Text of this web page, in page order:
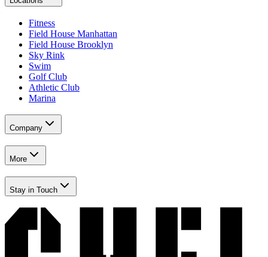
Fitness​​​​‌ ‍ ​‍​‍‌‍ ‌ ​‍‌‍‍‌‌‍‌ ‌‍‍‌‌‍ ‍​‍​‍​ ‍‍​‍​‍‌ ​ ‌‍​‌‌‍ ‍‌‍‍‌‌ ‌​‌ ‍‌​‍ ‍‌‍‍‌‌‍ ​‍​‍​‍ ​​‍​‍‌‍‍​‌ ​‍‌‍‌‌‌‍‌‍​‍​‍​ ‍‍​‍​‍‌‍‍​‌ ‌​‌ ‌​‌ ​​‌ ​ ​ ‍‍​‍ ​‍ ‌‍​ ‌‍‍​‌‍‌‌‌‍ ​‌ ​ ‌‍‌‌‌‍​‌‌ ​​‌‍‍‌‌‍‌‌‌ ​‍‌ ​ ​‍ ‍‌ ​ ‌‍​‌‌‍ ‍‌‍‍‌‌ ‌​‌ ‍‌​‍ ‍‌ ​ ‌ ‌​‌ ‌‌‌‍‌​‌‍‍‌‌‍ ​‍ ‌‍‍‌‌‍ ‍‌ ‌​‌‍‌‌‌‍ ‍‌ ‌​​‍ ‌‍‌‌‌‍‌​‌‍‍‌‌ ‌​​‍ ‌‍ ‌‌‍ ‌‍‌​‌‍‌‌​ ‌‌ ​​‌ ​‍‌‍‌‌‌ ​ ‌‍‌‌‌‍ ‍‌ ‌​‌‍​‌‌ ‌​‌‍‍‌‌‍ ‌‍ ‍​ ‍ ‌‍‍‌‌‍‌​​ ‌‌‍‌‍‌‍ ‌‍ ‌ ‌​‌‍‌‌‌ ​‍​ ‍ ‌ ‌​‌ ‍‌‌ ​​‌‍‌‌​ ‌‌‍‌‍‌‍ ‌‍ ‌ ‌​‌‍‌‌‌ ​‍​ ‍ ‌ ​​‌‍​‌‌ ‌​‌‍‍​​ ‌‌‍​ ‌‍ ‌‍ ​‌ ‌‌‌‍ ‌‌‍ ‍‌ ​ ​‍‌‌​ ‌‌‌​​‍‌‌ ‌‍‍ ‌‍‌‌‌ ‍‌​‍‌‌​ ​ ‌​‌​​‍‌‌​ ​ ‌​‌​​‍‌‌​ ​‍​ ​‍‌‍‌‌‌‍​‍​ ​‍​ ‍​‌‍​ ​ ‌‌‌‍​ ‌‍​ ‌‍‌‌‌‍​‍‌‍​‌​ ​‌​‍‌‌​ ​‍​ ​‍​‍‌‌​ ‌‌‌​‌​​‍ ‍‌‍ ​‌‍‍‌‌‍ ‍‌‍‍ ‌ ​ ​‍‌‌​ ‌‌‌​​‍‌‌ ‌‍‍ ‌‍‌‌‌ ‍‌​‍‌‌​ ​ ‌​‌​​‍‌‌​ ​ ‌​‌​​‍‌‌​ ​‍​ ​‍​ ​‍​ ​ ​ ​ ‌‍​ ‌‍‌‌​ ‍​​ ‌‍​ ​‌​ ‌​‌‍​‌‌‍​ ​ ‍‌​‍‌‌​ ​‍​ ​‍​‍‌‌​ ‌‌‌​‌​​‍ ‍‌‍ ‍‌‍​‌‌‍ ‌‌‍‌‌​ ‌‍​‍‌‍​‌‌ ​ ‌‍‌‌‌‌‌‌‌ ​‍‌‍ ​​ ‌‌‍‍​‌ ‌​‌ ‌​‌ ​​‌ ​ ​‍‌‌​ ​ ‌​​‌​‍‌‌​ ​‍‌​‌‍​‍‌‌​ ​‍‌​‌‍‌‍​ ‌‍‍​‌‍‌‌‌‍ ​‌ ​ ‌‍‌‌‌‍​‌‌ ​​‌‍‍‌‌‍‌‌‌ ​‍‌ ​ ​‍ ‍‌ ​ ‌‍​‌‌‍ ‍‌‍‍‌‌ ‌​‌ ‍‌​‍ ‍‌ ​ ‌ ‌​‌ ‌‌‌‍‌​‌‍‍‌‌‍ ​‍‌‍‌‍‍‌‌‍‌​​ ‌‌‍‌‍‌‍ ‌‍ ‌ ‌​‌‍‌‌‌ ​‍​‍‌‍‌ ‌​‌ ‍‌‌ ​​‌‍‌‌​ ‌‌‍‌‍‌‍ ‌‍ ‌ ‌​‌‍‌‌‌ ​‍​‍‌‍‌ ​​‌‍​‌‌ ‌​‌‍‍​​ ‌‌‍​ ‌‍ ‌‍ ​‌ ‌‌‌‍ ‌‌‍ ‍‌ ​ ​‍‌‌​ ‌‌‌​​‍‌‌ ‌‍‍ ‌‍‌‌‌ ‍‌​‍‌‌​ ​ ‌​‌​​‍‌‌​ ​ ‌​‌​​‍‌‌​ ​‍​ ​‍‌‍‌‌‌‍​‍​ ​‍​ ‍​‌‍​ ​ ‌‌‌‍​ ‌‍​ ‌‍‌‌‌‍​‍‌‍​‌​ ​‌​‍‌‌​ ​‍​ ​‍​‍‌‌​ ‌‌‌​‌​​‍ ‍‌‍ ​‌‍‍‌‌‍ ‍‌‍‍ ‌ ​ ​‍‌‌​ ‌‌‌​​‍‌‌ ‌‍‍ ‌‍‌‌‌ ‍‌​‍‌‌​ ​ ‌​‌​​‍‌‌​ ​ ‌​‌​​‍‌‌​ ​‍​ ​‍​ ​‍​ ​ ​ ​ ‌‍​ ‌‍‌‌​ ‍​​ ‌‍​ ​‌​ ‌​‌‍​‌‌‍​ ​ ‍‌​‍‌‌​ ​‍​ ​‍​‍‌‌​ ‌‌‌​‌​​‍ ‍‌‍ ‍‌‍​‌‌‍ ‌‌‍‌‌​‍‌‍‌ ​​‌‍‌‌‌ ​‍‌ ​ ‌ ​​‌‍‌‌‌‍​ ‌ ‌​‌‍‍‌‌ ‌‍‌‍‌‌​ ‌‌ ​​‌ ‌‌‌‍​‍‌‍ ​‌‍‍‌‌ ​ ‌‍‍​‌‍‌‌‌‍‌​​‍​‍‌ ‌
Field House Manhattan​​​​‌ ‍ ​‍​‍‌‍ ‌ ​‍‌‍‍‌‌‍‌ ‌‍‍‌‌‍ ‍​‍​‍​ ‍‍​‍​‍‌ ​ ‌‍​‌‌‍ ‍‌‍‍‌‌ ‌​‌ ‍‌​‍ ‍‌‍‍‌‌‍ ​‍​‍​‍ ​​‍​‍‌‍‍​‌ ​‍‌‍‌‌‌‍‌‍​‍​‍​ ‍‍​‍​‍‌‍‍​‌ ‌​‌ ‌​‌ ​​‌ ​ ​ ‍‍​‍ ​‍ ‌‍​ ‌‍‍​‌‍‌‌‌‍ ​‌ ​ ‌‍‌‌‌‍​‌‌ ​​‌‍‍‌‌‍‌‌‌ ​‍‌ ​ ​‍ ‍‌ ​ ‌‍​‌‌‍ ‍‌‍‍‌‌ ‌​‌ ‍‌​‍ ‍‌ ​ ‌ ‌​‌ ‌‌‌‍‌​‌‍‍‌‌‍ ​‍ ‌‍‍‌‌‍ ‍‌ ‌​‌‍‌‌‌‍ ‍‌ ‌​​‍ ‌‍‌‌‌‍‌​‌‍‍‌‌ ‌​​‍ ‌‍ ‌‌‍ ‌‍‌​‌‍‌‌​ ‌‌ ​​‌ ​‍‌‍‌‌‌ ​ ‌‍‌‌‌‍ ‍‌ ‌​‌‍​‌‌ ‌​‌‍‍‌‌‍ ‌‍ ‍​ ‍ ‌‍‍‌‌‍‌​​ ‌‌‍‌‍‌‍ ‌‍ ‌ ‌​‌‍‌‌‌ ​‍​ ‍ ‌ ‌​‌ ‍‌‌ ​​‌‍‌‌​ ‌‌‍‌‍‌‍ ‌‍ ‌ ‌​‌‍‌‌‌ ​‍​ ‍ ‌ ​​‌‍​‌‌ ‌​‌‍‍​​ ‌‌‍​ ‌‍ ‌‍ ​‌ ‌‌‌‍ ‌‌‍ ‍‌ ​ ​‍‌‌​ ‌‌‌​​‍‌‌ ‌‍‍ ‌‍‌‌‌ ‍‌​‍‌‌​ ​ ‌​‌​​‍‌‌​ ​ ‌​‌​​‍‌‌​ ​‍​ ​‍‌‍‌‌‌‍​‍​ ​‍​ ‍​‌‍​ ​ ‌‌‌‍​ ‌‍​ ‌‍‌‌‌‍​‍‌‍​‌​ ​‌​‍‌‌​ ​‍​ ​‍​‍‌‌​ ‌‌‌​‌​​‍ ‍‌‍ ​‌‍‍‌‌‍ ‍‌‍‍ ‌ ​ ​‍‌‌​ ‌‌‌​​‍‌‌ ‌‍‍ ‌‍‌‌‌ ‍‌​‍‌‌​ ​ ‌​‌​​‍‌‌​ ​ ‌​‌​​‍‌‌​ ​‍​ ​‍​ ​‌​ ​ ​ ​‌‌‍​‍​ ​​​ ​‌‌‍​‌​ ‌ ​ ​‍​ ​‍​ ‌‍​ ‌​​‍‌‌​ ​‍​ ​‍​‍‌‌​ ‌‌‌​‌​​‍ ‍‌‍ ‍‌‍​‌‌‍ ‌‌‍‌‌​ ‌‍​‍‌‍​‌‌ ​ ‌‍‌‌‌‌‌‌‌ ​‍‌‍ ​​ ‌‌‍‍​‌ ‌​‌ ‌​‌ ​​‌ ​ ​‍‌‌​ ​ ‌​​‌​‍‌‌​ ​‍‌​‌‍​‍‌‌​ ​‍‌​‌‍‌‍​ ‌‍‍​‌‍‌‌‌‍ ​‌ ​ ‌‍‌‌‌‍​‌‌ ​​‌‍‍‌‌‍‌‌‌ ​‍‌ ​ ​‍ ‍‌ ​ ‌‍​‌‌‍ ‍‌‍‍‌‌ ‌​‌ ‍‌​‍ ‍‌ ​ ‌ ‌​‌ ‌‌‌‍‌​‌‍‍‌‌‍ ​‍‌‍‌‍‍‌‌‍‌​​ ‌‌‍‌‍‌‍ ‌‍ ‌ ‌​‌‍‌‌‌ ​‍​‍‌‍‌ ‌​‌ ‍‌‌ ​​‌‍‌‌​ ‌‌‍‌‍‌‍ ‌‍ ‌ ‌​‌‍‌‌‌ ​‍​‍‌‍‌ ​​‌‍​‌‌ ‌​‌‍‍​​ ‌‌‍​ ‌‍ ‌‍ ​‌ ‌‌‌‍ ‌‌‍ ‍‌ ​ ​‍‌‌​ ‌‌‌​​‍‌‌ ‌‍‍ ‌‍‌‌‌ ‍‌​‍‌‌​ ​ ‌​‌​​‍‌‌​ ​ ‌​‌​​‍‌‌​ ​‍​ ​‍‌‍‌‌‌‍​‍​ ​‍​ ‍​‌‍​ ​ ‌‌‌‍​ ‌‍​ ‌‍‌‌‌‍​‍‌‍​‌​ ​‌​‍‌‌​ ​‍​ ​‍​‍‌‌​ ‌‌‌​‌​​‍ ‍‌‍ ​‌‍‍‌‌‍ ‍‌‍‍ ‌ ​ ​‍‌‌​ ‌‌‌​​‍‌‌ ‌‍‍ ‌‍‌‌‌ ‍‌​‍‌‌​ ​ ‌​‌​​‍‌‌​ ​ ‌​‌​​‍‌‌​ ​‍​ ​‍​ ​‌​ ​ ​ ​‌‌‍​‍​ ​​​ ​‌‌‍​‌​ ‌ ​ ​‍​ ​‍​ ‌‍​ ‌​​‍‌‌​ ​‍​ ​‍​‍‌‌​ ‌‌‌​‌​​‍ ‍‌‍ ‍‌‍​‌‌‍ ‌‌‍‌‌​‍‌‍‌ ​​‌‍‌‌‌ ​‍‌ ​ ‌ ​​‌‍‌‌‌‍​ ‌ ‌​‌‍‍‌‌ ‌‍‌‍‌‌​ ‌‌ ​​‌ ‌‌‌‍​‍‌‍ ​‌‍‍‌‌ ​ ‌‍‍​‌‍‌‌‌‍‌​​‍​‍‌ ‌
Field House Brooklyn​​​​‌ ‍ ​‍​‍‌‍ ‌ ​‍‌‍‍‌‌‍‌ ‌‍‍‌‌‍ ‍​‍​‍​ ‍‍​‍​‍‌ ​ ‌‍​‌‌‍ ‍‌‍‍‌‌ ‌​‌ ‍‌​‍ ‍‌‍‍‌‌‍ ​‍​‍​‍ ​​‍​‍‌‍‍​‌ ​‍‌‍‌‌‌‍‌‍​‍​‍​ ‍‍​‍​‍‌‍‍​‌ ‌​‌ ‌​‌ ​​‌ ​ ​ ‍‍​‍ ​‍ ‌‍​ ‌‍‍​‌‍‌‌‌‍ ​‌ ​ ‌‍‌‌‌‍​‌‌ ​​‌‍‍‌‌‍‌‌‌ ​‍‌ ​ ​‍ ‍‌ ​ ‌‍​‌‌‍ ‍‌‍‍‌‌ ‌​‌ ‍‌​‍ ‍‌ ​ ‌ ‌​‌ ‌‌‌‍‌​‌‍‍‌‌‍ ​‍ ‌‍‍‌‌‍ ‍‌ ‌​‌‍‌‌‌‍ ‍‌ ‌​​‍ ‌‍‌‌‌‍‌​‌‍‍‌‌ ‌​​‍ ‌‍ ‌‌‍ ‌‍‌​‌‍‌‌​ ‌‌ ​​‌ ​‍‌‍‌‌‌ ​ ‌‍‌‌‌‍ ‍‌ ‌​‌‍​‌‌ ‌​‌‍‍‌‌‍ ‌‍ ‍​ ‍ ‌‍‍‌‌‍‌​​ ‌‌‍‌‍‌‍ ‌‍ ‌ ‌​‌‍‌‌‌ ​‍​ ‍ ‌ ‌​‌ ‍‌‌ ​​‌‍‌‌​ ‌‌‍‌‍‌‍ ‌‍ ‌ ‌​‌‍‌‌‌ ​‍​ ‍ ‌ ​​‌‍​‌‌ ‌​‌‍‍​​ ‌‌‍​ ‌‍ ‌‍ ​‌ ‌‌‌‍ ‌‌‍ ‍‌ ​ ​‍‌‌​ ‌‌‌​​‍‌‌ ‌‍‍ ‌‍‌‌‌ ‍‌​‍‌‌​ ​ ‌​‌​​‍‌‌​ ​ ‌​‌​​‍‌‌​ ​‍​ ​‍‌‍‌‌‌‍​‍​ ​‍​ ‍​‌‍​ ​ ‌‌‌‍​ ‌‍​ ‌‍‌‌‌‍​‍‌‍​‌​ ​‌​‍‌‌​ ​‍​ ​‍​‍‌‌​ ‌‌‌​‌​​‍ ‍‌‍ ​‌‍‍‌‌‍ ‍‌‍‍ ‌ ​ ​‍‌‌​ ‌‌‌​​‍‌‌ ‌‍‍ ‌‍‌‌‌ ‍‌​‍‌‌​ ​ ‌​‌​​‍‌‌​ ​ ‌​‌​​‍‌‌​ ​‍​ ​‍​ ‌‍​ ‍​​ ‌ ‌‍‌​​ ​‌​ ​‍​ ‌‌​ ‌‍​ ​‍​ ​‌‌‍​ ​ ​‌​‍‌‌​ ​‍​ ​‍​‍‌‌​ ‌‌‌​‌​​‍ ‍‌‍ ‍‌‍​‌‌‍ ‌‌‍‌‌​ ‌‍​‍‌‍​‌‌ ​ ‌‍‌‌‌‌‌‌‌ ​‍‌‍ ​​ ‌‌‍‍​‌ ‌​‌ ‌​‌ ​​‌ ​ ​‍‌‌​ ​ ‌​​‌​‍‌‌​ ​‍‌​‌‍​‍‌‌​ ​‍‌​‌‍‌‍​ ‌‍‍​‌‍‌‌‌‍ ​‌ ​ ‌‍‌‌‌‍​‌‌ ​​‌‍‍‌‌‍‌‌‌ ​‍‌ ​ ​‍ ‍‌ ​ ‌‍​‌‌‍ ‍‌‍‍‌‌ ‌​‌ ‍‌​‍ ‍‌ ​ ‌ ‌​‌ ‌‌‌‍‌​‌‍‍‌‌‍ ​‍‌‍‌‍‍‌‌‍‌​​ ‌‌‍‌‍‌‍ ‌‍ ‌ ‌​‌‍‌‌‌ ​‍​‍‌‍‌ ‌​‌ ‍‌‌ ​​‌‍‌‌​ ‌‌‍‌‍‌‍ ‌‍ ‌ ‌​‌‍‌‌‌ ​‍​‍‌‍‌ ​​‌‍​‌‌ ‌​‌‍‍​​ ‌‌‍​ ‌‍ ‌‍ ​‌ ‌‌‌‍ ‌‌‍ ‍‌ ​ ​‍‌‌​ ‌‌‌​​‍‌‌ ‌‍‍ ‌‍‌‌‌ ‍‌​‍‌‌​ ​ ‌​‌​​‍‌‌​ ​ ‌​‌​​‍‌‌​ ​‍​ ​‍‌‍‌‌‌‍​‍​ ​‍​ ‍​‌‍​ ​ ‌‌‌‍​ ‌‍​ ‌‍‌‌‌‍​‍‌‍​‌​ ​‌​‍‌‌​ ​‍​ ​‍​‍‌‌​ ‌‌‌​‌​​‍ ‍‌‍ ​‌‍‍‌‌‍ ‍‌‍‍ ‌ ​ ​‍‌‌​ ‌‌‌​​‍‌‌ ‌‍‍ ‌‍‌‌‌ ‍‌​‍‌‌​ ​ ‌​‌​​‍‌‌​ ​ ‌​‌​​‍‌‌​ ​‍​ ​‍​ ‌‍​ ‍​​ ‌ ‌‍‌​​ ​‌​ ​‍​ ‌‌​ ‌‍​ ​‍​ ​‌‌‍​ ​ ​‌​‍‌‌​ ​‍​ ​‍​‍‌‌​ ‌‌‌​‌​​‍ ‍‌‍ ‍‌‍​‌‌‍ ‌‌‍‌‌​‍‌‍‌ ​​‌‍‌‌‌ ​‍‌ ​ ‌ ​​‌‍‌‌‌‍​ ‌ ‌​‌‍‍‌‌ ‌‍‌‍‌‌​ ‌‌ ​​‌ ‌‌‌‍​‍‌‍ ​‌‍‍‌‌ ​ ‌‍‍​‌‍‌‌‌‍‌​​‍​‍‌ ‌
Sky Rink​​​​‌ ‍ ​‍​‍‌‍ ‌ ​‍‌‍‍‌‌‍‌ ‌‍‍‌‌‍ ‍​‍​‍​ ‍‍​‍​‍‌ ​ ‌‍​‌‌‍ ‍‌‍‍‌‌ ‌​‌ ‍‌​‍ ‍‌‍‍‌‌‍ ​‍​‍​‍ ​​‍​‍‌‍‍​‌ ​‍‌‍‌‌‌‍‌‍​‍​‍​ ‍‍​‍​‍‌‍‍​‌ ‌​‌ ‌​‌ ​​‌ ​ ​ ‍‍​‍ ​‍ ‌‍​ ‌‍‍​‌‍‌‌‌‍ ​‌ ​ ‌‍‌‌‌‍​‌‌ ​​‌‍‍‌‌‍‌‌‌ ​‍‌ ​ ​‍ ‍‌ ​ ‌‍​‌‌‍ ‍‌‍‍‌‌ ‌​‌ ‍‌​‍ ‍‌ ​ ‌ ‌​‌ ‌‌‌‍‌​‌‍‍‌‌‍ ​‍ ‌‍‍‌‌‍ ‍‌ ‌​‌‍‌‌‌‍ ‍‌ ‌​​‍ ‌‍‌‌‌‍‌​‌‍‍‌‌ ‌​​‍ ‌‍ ‌‌‍ ‌‍‌​‌‍‌‌​ ‌‌ ​​‌ ​‍‌‍‌‌‌ ​ ‌‍‌‌‌‍ ‍‌ ‌​‌‍​‌‌ ‌​‌‍‍‌‌‍ ‌‍ ‍​ ‍ ‌‍‍‌‌‍‌​​ ‌‌‍‌‍‌‍ ‌‍ ‌ ‌​‌‍‌‌‌ ​‍​ ‍ ‌ ‌​‌ ‍‌‌ ​​‌‍‌‌​ ‌‌‍‌‍‌‍ ‌‍ ‌ ‌​‌‍‌‌‌ ​‍​ ‍ ‌ ​​‌‍​‌‌ ‌​‌‍‍​​ ‌‌‍​ ‌‍ ‌‍ ​‌ ‌‌‌‍ ‌‌‍ ‍‌ ​ ​‍‌‌​ ‌‌‌​​‍‌‌ ‌‍‍ ‌‍‌‌‌ ‍‌​‍‌‌​ ​ ‌​‌​​‍‌‌​ ​ ‌​‌​​‍‌‌​ ​‍​ ​‍‌‍‌‌‌‍​‍​ ​‍​ ‍​‌‍​ ​ ‌‌‌‍​ ‌‍​ ‌‍‌‌‌‍​‍‌‍​‌​ ​‌​‍‌‌​ ​‍​ ​‍​‍‌‌​ ‌‌‌​‌​​‍ ‍‌‍ ​‌‍‍‌‌‍ ‍‌‍‍ ‌ ​ ​‍‌‌​ ‌‌‌​​‍‌‌ ‌‍‍ ‌‍‌‌‌ ‍‌​‍‌‌​ ​ ‌​‌​​‍‌‌​ ​ ‌​‌​​‍‌‌​ ​‍​ ​‍​ ‌​​ ‌ ‌‍‌‍‌‍‌‍​ ​​​ ‌‍​ ‌‌​ ‌​‌‍‌​‌‍‌​​ ​‌‌‍​‍​‍‌‌​ ​‍​ ​‍​‍‌‌​ ‌‌‌​‌​​‍ ‍‌‍ ‍‌‍​‌‌‍ ‌‌‍‌‌​ ‌‍​‍‌‍​‌‌ ​ ‌‍‌‌‌‌‌‌‌ ​‍‌‍ ​​ ‌‌‍‍​‌ ‌​‌ ‌​‌ ​​‌ ​ ​‍‌‌​ ​ ‌​​‌​‍‌‌​ ​‍‌​‌‍​‍‌‌​ ​‍‌​‌‍‌‍​ ‌‍‍​‌‍‌‌‌‍ ​‌ ​ ‌‍‌‌‌‍​‌‌ ​​‌‍‍‌‌‍‌‌‌ ​‍‌ ​ ​‍ ‍‌ ​ ‌‍​‌‌‍ ‍‌‍‍‌‌ ‌​‌ ‍‌​‍ ‍‌ ​ ‌ ‌​‌ ‌‌‌‍‌​‌‍‍‌‌‍ ​‍‌‍‌‍‍‌‌‍‌​​ ‌‌‍‌‍‌‍ ‌‍ ‌ ‌​‌‍‌‌‌ ​‍​‍‌‍‌ ‌​‌ ‍‌‌ ​​‌‍‌‌​ ‌‌‍‌‍‌‍ ‌‍ ‌ ‌​‌‍‌‌‌ ​‍​‍‌‍‌ ​​‌‍​‌‌ ‌​‌‍‍​​ ‌‌‍​ ‌‍ ‌‍ ​‌ ‌‌‌‍ ‌‌‍ ‍‌ ​ ​‍‌‌​ ‌‌‌​​‍‌‌ ‌‍‍ ‌‍‌‌‌ ‍‌​‍‌‌​ ​ ‌​‌​​‍‌‌​ ​ ‌​‌​​‍‌‌​ ​‍​ ​‍‌‍‌‌‌‍​‍​ ​‍​ ‍​‌‍​ ​ ‌‌‌‍​ ‌‍​ ‌‍‌‌‌‍​‍‌‍​‌​ ​‌​‍‌‌​ ​‍​ ​‍​‍‌‌​ ‌‌‌​‌​​‍ ‍‌‍ ​‌‍‍‌‌‍ ‍‌‍‍ ‌ ​ ​‍‌‌​ ‌‌‌​​‍‌‌ ‌‍‍ ‌‍‌‌‌ ‍‌​‍‌‌​ ​ ‌​‌​​‍‌‌​ ​ ‌​‌​​‍‌‌​ ​‍​ ​‍​ ‌​​ ‌ ‌‍‌‍‌‍‌‍​ ​​​ ‌‍​ ‌‌​ ‌​‌‍‌​‌‍‌​​ ​‌‌‍​‍​‍‌‌​ ​‍​ ​‍​‍‌‌​ ‌‌‌​‌​​‍ ‍‌‍ ‍‌‍​‌‌‍ ‌‌‍‌‌​‍‌‍‌ ​​‌‍‌‌‌ ​‍‌ ​ ‌ ​​‌‍‌‌‌‍​ ‌ ‌​‌‍‍‌‌ ‌‍‌‍‌‌​ ‌‌ ​​‌ ‌‌‌‍​‍‌‍ ​‌‍‍‌‌ ​ ‌‍‍​‌‍‌‌‌‍‌​​‍​‍‌ ‌
Swim​​​​‌ ‍ ​‍​‍‌‍ ‌ ​‍‌‍‍‌‌‍‌ ‌‍‍‌‌‍ ‍​‍​‍​ ‍‍​‍​‍‌ ​ ‌‍​‌‌‍ ‍‌‍‍‌‌ ‌​‌ ‍‌​‍ ‍‌‍‍‌‌‍ ​‍​‍​‍ ​​‍​‍‌‍‍​‌ ​‍‌‍‌‌‌‍‌‍​‍​‍​ ‍‍​‍​‍‌‍‍​‌ ‌​‌ ‌​‌ ​​‌ ​ ​ ‍‍​‍ ​‍ ‌‍​ ‌‍‍​‌‍‌‌‌‍ ​‌ ​ ‌‍‌‌‌‍​‌‌ ​​‌‍‍‌‌‍‌‌‌ ​‍‌ ​ ​‍ ‍‌ ​ ‌‍​‌‌‍ ‍‌‍‍‌‌ ‌​‌ ‍‌​‍ ‍‌ ​ ‌ ‌​‌ ‌‌‌‍‌​‌‍‍‌‌‍ ​‍ ‌‍‍‌‌‍ ‍‌ ‌​‌‍‌‌‌‍ ‍‌ ‌​​‍ ‌‍‌‌‌‍‌​‌‍‍‌‌ ‌​​‍ ‌‍ ‌‌‍ ‌‍‌​‌‍‌‌​ ‌‌ ​​‌ ​‍‌‍‌‌‌ ​ ‌‍‌‌‌‍ ‍‌ ‌​‌‍​‌‌ ‌​‌‍‍‌‌‍ ‌‍ ‍​ ‍ ‌‍‍‌‌‍‌​​ ‌‌‍‌‍‌‍ ‌‍ ‌ ‌​‌‍‌‌‌ ​‍​ ‍ ‌ ‌​‌ ‍‌‌ ​​‌‍‌‌​ ‌‌‍‌‍‌‍ ‌‍ ‌ ‌​‌‍‌‌‌ ​‍​ ‍ ‌ ​​‌‍​‌‌ ‌​‌‍‍​​ ‌‌‍​ ‌‍ ‌‍ ​‌ ‌‌‌‍ ‌‌‍ ‍‌ ​ ​‍‌‌​ ‌‌‌​​‍‌‌ ‌‍‍ ‌‍‌‌‌ ‍‌​‍‌‌​ ​ ‌​‌​​‍‌‌​ ​ ‌​‌​​‍‌‌​ ​‍​ ​‍‌‍‌‌‌‍​‍​ ​‍​ ‍​‌‍​ ​ ‌‌‌‍​ ‌‍​ ‌‍‌‌‌‍​‍‌‍​‌​ ​‌​‍‌‌​ ​‍​ ​‍​‍‌‌​ ‌‌‌​‌​​‍ ‍‌‍ ​‌‍‍‌‌‍ ‍‌‍‍ ‌ ​ ​‍‌‌​ ‌‌‌​​‍‌‌ ‌‍‍ ‌‍‌‌‌ ‍‌​‍‌‌​ ​ ‌​‌​​‍‌‌​ ​ ‌​‌​​‍‌‌​ ​‍​ ​‍‌‍‌‍‌‍‌‍​ ​​​ ‌‌​ ‌‌​ ‌​​ ​‍‌‍​ ​ ​‌​ ​ ‌‍​ ‌‍​‌‌‍​ ‌‍‌‌​ ‌‍​ ​‌​ ​ ‌‍​ ‌‍​‍​ ‌​​ ‍​‌‍‌​​ ‍​​ ‌‍​ ‌‌‌‍​‍​ ‌​​ ‌​​ ​‌​ ‍‌​ ‍‌‌‍​ ​‍‌‌​ ​‍​ ​‍​‍‌‌​ ‌‌‌​‌​​‍ ‍‌‍ ‍‌‍​‌‌‍ ‌‌‍‌‌​ ‌‍​‍‌‍​‌‌ ​ ‌‍‌‌‌‌‌‌‌ ​‍‌‍ ​​ ‌‌‍‍​‌ ‌​‌ ‌​‌ ​​‌ ​ ​‍‌‌​ ​ ‌​​‌​‍‌‌​ ​‍‌​‌‍​‍‌‌​ ​‍‌​‌‍‌‍​ ‌‍‍​‌‍‌‌‌‍ ​‌ ​ ‌‍‌‌‌‍​‌‌ ​​‌‍‍‌‌‍‌‌‌ ​‍‌ ​ ​‍ ‍‌ ​ ‌‍​‌‌‍ ‍‌‍‍‌‌ ‌​‌ ‍‌​‍ ‍‌ ​ ‌ ‌​‌ ‌‌‌‍‌​‌‍‍‌‌‍ ​‍‌‍‌‍‍‌‌‍‌​​ ‌‌‍‌‍‌‍ ‌‍ ‌ ‌​‌‍‌‌‌ ​‍​‍‌‍‌ ‌​‌ ‍‌‌ ​​‌‍‌‌​ ‌‌‍‌‍‌‍ ‌‍ ‌ ‌​‌‍‌‌‌ ​‍​‍‌‍‌ ​​‌‍​‌‌ ‌​‌‍‍​​ ‌‌‍​ ‌‍ ‌‍ ​‌ ‌‌‌‍ ‌‌‍ ‍‌ ​ ​‍‌‌​ ‌‌‌​​‍‌‌ ‌‍‍ ‌‍‌‌‌ ‍‌​‍‌‌​ ​ ‌​‌​​‍‌‌​ ​ ‌​‌​​‍‌‌​ ​‍​ ​‍‌‍‌‌‌‍​‍​ ​‍​ ‍​‌‍​ ​ ‌‌‌‍​ ‌‍​ ‌‍‌‌‌‍​‍‌‍​‌​ ​‌​‍‌‌​ ​‍​ ​‍​‍‌‌​ ‌‌‌​‌​​‍ ‍‌‍ ​‌‍‍‌‌‍ ‍‌‍‍ ‌ ​ ​‍‌‌​ ‌‌‌​​‍‌‌ ‌‍‍ ‌‍‌‌‌ ‍‌​‍‌‌​ ​ ‌​‌​​‍‌‌​ ​ ‌​‌​​‍‌‌​ ​‍​ ​‍‌‍‌‍‌‍‌‍​ ​​​ ‌‌​ ‌‌​ ‌​​ ​‍‌‍​ ​ ​‌​ ​ ‌‍​ ‌‍​‌‌‍​ ‌‍‌‌​ ‌‍​ ​‌​ ​ ‌‍​ ‌‍​‍​ ‌​​ ‍​‌‍‌​​ ‍​​ ‌‍​ ‌‌‌‍​‍​ ‌​​ ‌​​ ​‌​ ‍‌​ ‍‌‌‍​ ​‍‌‌​ ​‍​ ​‍​‍‌‌​ ‌‌‌​‌​​‍ ‍‌‍ ‍‌‍​‌‌‍ ‌‌‍‌‌​‍‌‍‌ ​​‌‍‌‌‌ ​‍‌ ​ ‌ ​​‌‍‌‌‌‍​ ‌ ‌​‌‍‍‌‌ ‌‍‌‍‌‌​ ‌‌ ​​‌ ‌‌‌‍​‍‌‍ ​‌‍‍‌‌ ​ ‌‍‍​‌‍‌‌‌‍‌​​‍​‍‌ ‌
Golf Club​​​​‌ ‍ ​‍​‍‌‍ ‌ ​‍‌‍‍‌‌‍‌ ‌‍‍‌‌‍ ‍​‍​‍​ ‍‍​‍​‍‌ ​ ‌‍​‌‌‍ ‍‌‍‍‌‌ ‌​‌ ‍‌​‍ ‍‌‍‍‌‌‍ ​‍​‍​‍ ​​‍​‍‌‍‍​‌ ​‍‌‍‌‌‌‍‌‍​‍​‍​ ‍‍​‍​‍‌‍‍​‌ ‌​‌ ‌​‌ ​​‌ ​ ​ ‍‍​‍ ​‍ ‌‍​ ‌‍‍​‌‍‌‌‌‍ ​‌ ​ ‌‍‌‌‌‍​‌‌ ​​‌‍‍‌‌‍‌‌‌ ​‍‌ ​ ​‍ ‍‌ ​ ‌‍​‌‌‍ ‍‌‍‍‌‌ ‌​‌ ‍‌​‍ ‍‌ ​ ‌ ‌​‌ ‌‌‌‍‌​‌‍‍‌‌‍ ​‍ ‌‍‍‌‌‍ ‍‌ ‌​‌‍‌‌‌‍ ‍‌ ‌​​‍ ‌‍‌‌‌‍‌​‌‍‍‌‌ ‌​​‍ ‌‍ ‌‌‍ ‌‍‌​‌‍‌‌​ ‌‌ ​​‌ ​‍‌‍‌‌‌ ​ ‌‍‌‌‌‍ ‍‌ ‌​‌‍​‌‌ ‌​‌‍‍‌‌‍ ‌‍ ‍​ ‍ ‌‍‍‌‌‍‌​​ ‌‌‍‌‍‌‍ ‌‍ ‌ ‌​‌‍‌‌‌ ​‍​ ‍ ‌ ‌​‌ ‍‌‌ ​​‌‍‌‌​ ‌‌‍‌‍‌‍ ‌‍ ‌ ‌​‌‍‌‌‌ ​‍​ ‍ ‌ ​​‌‍​‌‌ ‌​‌‍‍​​ ‌‌‍​ ‌‍ ‌‍ ​‌ ‌‌‌‍ ‌‌‍ ‍‌ ​ ​‍‌‌​ ‌‌‌​​‍‌‌ ‌‍‍ ‌‍‌‌‌ ‍‌​‍‌‌​ ​ ‌​‌​​‍‌‌​ ​ ‌​‌​​‍‌‌​ ​‍​ ​‍‌‍‌‌‌‍​‍​ ​‍​ ‍​‌‍​ ​ ‌‌‌‍​ ‌‍​ ‌‍‌‌‌‍​‍‌‍​‌​ ​‌​‍‌‌​ ​‍​ ​‍​‍‌‌​ ‌‌‌​‌​​‍ ‍‌‍ ​‌‍‍‌‌‍ ‍‌‍‍ ‌ ​ ​‍‌‌​ ‌‌‌​​‍‌‌ ‌‍‍ ‌‍‌‌‌ ‍‌​‍‌‌​ ​ ‌​‌​​‍‌‌​ ​ ‌​‌​​‍‌‌​ ​‍​ ​‍​ ‌​‌‍‌‌​ ‌‍‌‍‌​​ ​‍​ ‌‍​ ​‍‌‍‌‍‌‍​‌‌‍​ ‌‍​ ‌‍​ ​‍‌‌​ ​‍​ ​‍​‍‌‌​ ‌‌‌​‌​​‍ ‍‌‍ ‍‌‍​‌‌‍ ‌‌‍‌‌​ ‌‍​‍‌‍​‌‌ ​ ‌‍‌‌‌‌‌‌‌ ​‍‌‍ ​​ ‌‌‍‍​‌ ‌​‌ ‌​‌ ​​‌ ​ ​‍‌‌​ ​ ‌​​‌​‍‌‌​ ​‍‌​‌‍​‍‌‌​ ​‍‌​‌‍‌‍​ ‌‍‍​‌‍‌‌‌‍ ​‌ ​ ‌‍‌‌‌‍​‌‌ ​​‌‍‍‌‌‍‌‌‌ ​‍‌ ​ ​‍ ‍‌ ​ ‌‍​‌‌‍ ‍‌‍‍‌‌ ‌​‌ ‍‌​‍ ‍‌ ​ ‌ ‌​‌ ‌‌‌‍‌​‌‍‍‌‌‍ ​‍‌‍‌‍‍‌‌‍‌​​ ‌‌‍‌‍‌‍ ‌‍ ‌ ‌​‌‍‌‌‌ ​‍​‍‌‍‌ ‌​‌ ‍‌‌ ​​‌‍‌‌​ ‌‌‍‌‍‌‍ ‌‍ ‌ ‌​‌‍‌‌‌ ​‍​‍‌‍‌ ​​‌‍​‌‌ ‌​‌‍‍​​ ‌‌‍​ ‌‍ ‌‍ ​‌ ‌‌‌‍ ‌‌‍ ‍‌ ​ ​‍‌‌​ ‌‌‌​​‍‌‌ ‌‍‍ ‌‍‌‌‌ ‍‌​‍‌‌​ ​ ‌​‌​​‍‌‌​ ​ ‌​‌​​‍‌‌​ ​‍​ ​‍‌‍‌‌‌‍​‍​ ​‍​ ‍​‌‍​ ​ ‌‌‌‍​ ‌‍​ ‌‍‌‌‌‍​‍‌‍​‌​ ​‌​‍‌‌​ ​‍​ ​‍​‍‌‌​ ‌‌‌​‌​​‍ ‍‌‍ ​‌‍‍‌‌‍ ‍‌‍‍ ‌ ​ ​‍‌‌​ ‌‌‌​​‍‌‌ ‌‍‍ ‌‍‌‌‌ ‍‌​‍‌‌​ ​ ‌​‌​​‍‌‌​ ​ ‌​‌​​‍‌‌​ ​‍​ ​‍​ ‌​‌‍‌‌​ ‌‍‌‍‌​​ ​‍​ ‌‍​ ​‍‌‍‌‍‌‍​‌‌‍​ ‌‍​ ‌‍​ ​‍‌‌​ ​‍​ ​‍​‍‌‌​ ‌‌‌​‌​​‍ ‍‌‍ ‍‌‍​‌‌‍ ‌‌‍‌‌​‍‌‍‌ ​​‌‍‌‌‌ ​‍‌ ​ ‌ ​​‌‍‌‌‌‍​ ‌ ‌​‌‍‍‌‌ ‌‍‌‍‌‌​ ‌‌ ​​‌ ‌‌‌‍​‍‌‍ ​‌‍‍‌‌ ​ ‌‍‍​‌‍‌‌‌‍‌​​‍​‍‌ ‌
Athletic Club​​​​‌ ‍ ​‍​‍‌‍ ‌ ​‍‌‍‍‌‌‍‌ ‌‍‍‌‌‍ ‍​‍​‍​ ‍‍​‍​‍‌ ​ ‌‍​‌‌‍ ‍‌‍‍‌‌ ‌​‌ ‍‌​‍ ‍‌‍‍‌‌‍ ​‍​‍​‍ ​​‍​‍‌‍‍​‌ ​‍‌‍‌‌‌‍‌‍​‍​‍​ ‍‍​‍​‍‌‍‍​‌ ‌​‌ ‌​‌ ​​‌ ​ ​ ‍‍​‍ ​‍ ‌‍​ ‌‍‍​‌‍‌‌‌‍ ​‌ ​ ‌‍‌‌‌‍​‌‌ ​​‌‍‍‌‌‍‌‌‌ ​‍‌ ​ ​‍ ‍‌ ​ ‌‍​‌‌‍ ‍‌‍‍‌‌ ‌​‌ ‍‌​‍ ‍‌ ​ ‌ ‌​‌ ‌‌‌‍‌​‌‍‍‌‌‍ ​‍ ‌‍‍‌‌‍ ‍‌ ‌​‌‍‌‌‌‍ ‍‌ ‌​​‍ ‌‍‌‌‌‍‌​‌‍‍‌‌ ‌​​‍ ‌‍ ‌‌‍ ‌‍‌​‌‍‌‌​ ‌‌ ​​‌ ​‍‌‍‌‌‌ ​ ‌‍‌‌‌‍ ‍‌ ‌​‌‍​‌‌ ‌​‌‍‍‌‌‍ ‌‍ ‍​ ‍ ‌‍‍‌‌‍‌​​ ‌‌‍‌‍‌‍ ‌‍ ‌ ‌​‌‍‌‌‌ ​‍​ ‍ ‌ ‌​‌ ‍‌‌ ​​‌‍‌‌​ ‌‌‍‌‍‌‍ ‌‍ ‌ ‌​‌‍‌‌‌ ​‍​ ‍ ‌ ​​‌‍​‌‌ ‌​‌‍‍​​ ‌‌‍​ ‌‍ ‌‍ ​‌ ‌‌‌‍ ‌‌‍ ‍‌ ​ ​‍‌‌​ ‌‌‌​​‍‌‌ ‌‍‍ ‌‍‌‌‌ ‍‌​‍‌‌​ ​ ‌​‌​​‍‌‌​ ​ ‌​‌​​‍‌‌​ ​‍​ ​‍‌‍‌‌‌‍​‍​ ​‍​ ‍​‌‍​ ​ ‌‌‌‍​ ‌‍​ ‌‍‌‌‌‍​‍‌‍​‌​ ​‌​‍‌‌​ ​‍​ ​‍​‍‌‌​ ‌‌‌​‌​​‍ ‍‌‍ ​‌‍‍‌‌‍ ‍‌‍‍ ‌ ​ ​‍‌‌​ ‌‌‌​​‍‌‌ ‌‍‍ ‌‍‌‌‌ ‍‌​‍‌‌​ ​ ‌​‌​​‍‌‌​ ​ ‌​‌​​‍‌‌​ ​‍​ ​‍​ ‍​‌‍​‌​ ​ ​ ‌​‌‍​‌​ ‌ ‌‍‌​‌‍​‌​ ​ ​ ‍​‌‍‌‌‌‍​ ​‍‌‌​ ​‍​ ​‍​‍‌‌​ ‌‌‌​‌​​‍ ‍‌‍ ‍‌‍​‌‌‍ ‌‌‍‌‌​ ‌‍​‍‌‍​‌‌ ​ ‌‍‌‌‌‌‌‌‌ ​‍‌‍ ​​ ‌‌‍‍​‌ ‌​‌ ‌​‌ ​​‌ ​ ​‍‌‌​ ​ ‌​​‌​‍‌‌​ ​‍‌​‌‍​‍‌‌​ ​‍‌​‌‍‌‍​ ‌‍‍​‌‍‌‌‌‍ ​‌ ​ ‌‍‌‌‌‍​‌‌ ​​‌‍‍‌‌‍‌‌‌ ​‍‌ ​ ​‍ ‍‌ ​ ‌‍​‌‌‍ ‍‌‍‍‌‌ ‌​‌ ‍‌​‍ ‍‌ ​ ‌ ‌​‌ ‌‌‌‍‌​‌‍‍‌‌‍ ​‍‌‍‌‍‍‌‌‍‌​​ ‌‌‍‌‍‌‍ ‌‍ ‌ ‌​‌‍‌‌‌ ​‍​‍‌‍‌ ‌​‌ ‍‌‌ ​​‌‍‌‌​ ‌‌‍‌‍‌‍ ‌‍ ‌ ‌​‌‍‌‌‌ ​‍​‍‌‍‌ ​​‌‍​‌‌ ‌​‌‍‍​​ ‌‌‍​ ‌‍ ‌‍ ​‌ ‌‌‌‍ ‌‌‍ ‍‌ ​ ​‍‌‌​ ‌‌‌​​‍‌‌ ‌‍‍ ‌‍‌‌‌ ‍‌​‍‌‌​ ​ ‌​‌​​‍‌‌​ ​ ‌​‌​​‍‌‌​ ​‍​ ​‍‌‍‌‌‌‍​‍​ ​‍​ ‍​‌‍​ ​ ‌‌‌‍​ ‌‍​ ‌‍‌‌‌‍​‍‌‍​‌​ ​‌​‍‌‌​ ​‍​ ​‍​‍‌‌​ ‌‌‌​‌​​‍ ‍‌‍ ​‌‍‍‌‌‍ ‍‌‍‍ ‌ ​ ​‍‌‌​ ‌‌‌​​‍‌‌ ‌‍‍ ‌‍‌‌‌ ‍‌​‍‌‌​ ​ ‌​‌​​‍‌‌​ ​ ‌​‌​​‍‌‌​ ​‍​ ​‍​ ‍​‌‍​‌​ ​ ​ ‌​‌‍​‌​ ‌ ‌‍‌​‌‍​‌​ ​ ​ ‍​‌‍‌‌‌‍​ ​‍‌‌​ ​‍​ ​‍​‍‌‌​ ‌‌‌​‌​​‍ ‍‌‍ ‍‌‍​‌‌‍ ‌‌‍‌‌​‍‌‍‌ ​​‌‍‌‌‌ ​‍‌ ​ ‌ ​​‌‍‌‌‌‍​ ‌ ‌​‌‍‍‌‌ ‌‍‌‍‌‌​ ‌‌ ​​‌ ‌‌‌‍​‍‌‍ ​‌‍‍‌‌ ​ ‌‍‍​‌‍‌‌‌‍‌​​‍​‍‌ ‌
Marina​​​​‌ ‍ ​‍​‍‌‍ ‌ ​‍‌‍‍‌‌‍‌ ‌‍‍‌‌‍ ‍​‍​‍​ ‍‍​‍​‍‌ ​ ‌‍​‌‌‍ ‍‌‍‍‌‌ ‌​‌ ‍‌​‍ ‍‌‍‍‌‌‍ ​‍​‍​‍ ​​‍​‍‌‍‍​‌ ​‍‌‍‌‌‌‍‌‍​‍​‍​ ‍‍​‍​‍‌‍‍​‌ ‌​‌ ‌​‌ ​​‌ ​ ​ ‍‍​‍ ​‍ ‌‍​ ‌‍‍​‌‍‌‌‌‍ ​‌ ​ ‌‍‌‌‌‍​‌‌ ​​‌‍‍‌‌‍‌‌‌ ​‍‌ ​ ​‍ ‍‌ ​ ‌‍​‌‌‍ ‍‌‍‍‌‌ ‌​‌ ‍‌​‍ ‍‌ ​ ‌ ‌​‌ ‌‌‌‍‌​‌‍‍‌‌‍ ​‍ ‌‍‍‌‌‍ ‍‌ ‌​‌‍‌‌‌‍ ‍‌ ‌​​‍ ‌‍‌‌‌‍‌​‌‍‍‌‌ ‌​​‍ ‌‍ ‌‌‍ ‌‍‌​‌‍‌‌​ ‌‌ ​​‌ ​‍‌‍‌‌‌ ​ ‌‍‌‌‌‍ ‍‌ ‌​‌‍​‌‌ ‌​‌‍‍‌‌‍ ‌‍ ‍​ ‍ ‌‍‍‌‌‍‌​​ ‌‌‍‌‍‌‍ ‌‍ ‌ ‌​‌‍‌‌‌ ​‍​ ‍ ‌ ‌​‌ ‍‌‌ ​​‌‍‌‌​ ‌‌‍‌‍‌‍ ‌‍ ‌ ‌​‌‍‌‌‌ ​‍​ ‍ ‌ ​​‌‍​‌‌ ‌​‌‍‍​​ ‌‌‍​ ‌‍ ‌‍ ​‌ ‌‌‌‍ ‌‌‍ ‍‌ ​ ​‍‌‌​ ‌‌‌​​‍‌‌ ‌‍‍ ‌‍‌‌‌ ‍‌​‍‌‌​ ​ ‌​‌​​‍‌‌​ ​ ‌​‌​​‍‌‌​ ​‍​ ​‍‌‍‌‌‌‍​‍​ ​‍​ ‍​‌‍​ ​ ‌‌‌‍​ ‌‍​ ‌‍‌‌‌‍​‍‌‍​‌​ ​‌​‍‌‌​ ​‍​ ​‍​‍‌‌​ ‌‌‌​‌​​‍ ‍‌‍ ​‌‍‍‌‌‍ ‍‌‍‍ ‌ ​ ​‍‌‌​ ‌‌‌​​‍‌‌ ‌‍‍ ‌‍‌‌‌ ‍‌​‍‌‌​ ​ ‌​‌​​‍‌‌​ ​ ‌​‌​​‍‌‌​ ​‍​ ​‍​ ‌‍​ ‌‌​ ‌‍​ ‌‌‌‍‌‌‌‍‌‍‌‍​‌​ ​​​ ‌‍​ ‌‌​ ‌​‌‍‌​​‍‌‌​ ​‍​ ​‍​‍‌‌​ ‌‌‌​‌​​‍ ‍‌‍ ‍‌‍​‌‌‍ ‌‌‍‌‌​ ‌‍​‍‌‍​‌‌ ​ ‌‍‌‌‌‌‌‌‌ ​‍‌‍ ​​ ‌‌‍‍​‌ ‌​‌ ‌​‌ ​​‌ ​ ​‍‌‌​ ​ ‌​​‌​‍‌‌​ ​‍‌​‌‍​‍‌‌​ ​‍‌​‌‍‌‍​ ‌‍‍​‌‍‌‌‌‍ ​‌ ​ ‌‍‌‌‌‍​‌‌ ​​‌‍‍‌‌‍‌‌‌ ​‍‌ ​ ​‍ ‍‌ ​ ‌‍​‌‌‍ ‍‌‍‍‌‌ ‌​‌ ‍‌​‍ ‍‌ ​ ‌ ‌​‌ ‌‌‌‍‌​‌‍‍‌‌‍ ​‍‌‍‌‍‍‌‌‍‌​​ ‌‌‍‌‍‌‍ ‌‍ ‌ ‌​‌‍‌‌‌ ​‍​‍‌‍‌ ‌​‌ ‍‌‌ ​​‌‍‌‌​ ‌‌‍‌‍‌‍ ‌‍ ‌ ‌​‌‍‌‌‌ ​‍​‍‌‍‌ ​​‌‍​‌‌ ‌​‌‍‍​​ ‌‌‍​ ‌‍ ‌‍ ​‌ ‌‌‌‍ ‌‌‍ ‍‌ ​ ​‍‌‌​ ‌‌‌​​‍‌‌ ‌‍‍ ‌‍‌‌‌ ‍‌​‍‌‌​ ​ ‌​‌​​‍‌‌​ ​ ‌​‌​​‍‌‌​ ​‍​ ​‍‌‍‌‌‌‍​‍​ ​‍​ ‍​‌‍​ ​ ‌‌‌‍​ ‌‍​ ‌‍‌‌‌‍​‍‌‍​‌​ ​‌​‍‌‌​ ​‍​ ​‍​‍‌‌​ ‌‌‌​‌​​‍ ‍‌‍ ​‌‍‍‌‌‍ ‍‌‍‍ ‌ ​ ​‍‌‌​ ‌‌‌​​‍‌‌ ‌‍‍ ‌‍‌‌‌ ‍‌​‍‌‌​ ​ ‌​‌​​‍‌‌​ ​ ‌​‌​​‍‌‌​ ​‍​ ​‍​ ‌‍​ ‌‌​ ‌‍​ ‌‌‌‍‌‌‌‍‌‍‌‍​‌​ ​​​ ‌‍​ ‌‌​ ‌​‌‍‌​​‍‌‌​ ​‍​ ​‍​‍‌‌​ ‌‌‌​‌​​‍ ‍‌‍ ‍‌‍​‌‌‍ ‌‌‍‌‌​‍‌‍‌ ​​‌‍‌‌‌ ​‍‌ ​ ‌ ​​‌‍‌‌‌‍​ ‌ ‌​‌‍‍‌‌ ‌‍‌‍‌‌​ ‌‌ ​​‌ ‌‌‌‍​‍‌‍ ​‌‍‍‌‌ ​ ‌‍‍​‌‍‌‌‌‍‌​​‍​‍‌ ‌
Company​​​​‌ ‍ ​‍​‍‌‍ ‌ ​‍‌‍‍‌‌‍‌ ‌‍‍‌‌‍ ‍​‍​‍​ ‍‍​‍​‍‌ ​ ‌‍​‌‌‍ ‍‌‍‍‌‌ ‌​‌ ‍‌​‍ ‍‌‍‍‌‌‍ ​‍​‍​‍ ​​‍​‍‌‍‍​‌ ​‍‌‍‌‌‌‍‌‍​‍​‍​ ‍‍​‍​‍‌‍‍​‌ ‌​‌ ‌​‌ ​​‌ ​ ​ ‍‍​‍ ​‍ ‌‍​ ‌‍‍​‌‍‌‌‌‍ ​‌ ​ ‌‍‌‌‌‍​‌‌ ​​‌‍‍‌‌‍‌‌‌ ​‍‌ ​ ​‍ ‍‌ ​ ‌‍​‌‌‍ ‍‌‍‍‌‌ ‌​‌ ‍‌​‍ ‍‌ ​ ‌ ‌​‌ ‌‌‌‍‌​‌‍‍‌‌‍ ​‍ ‌‍‍‌‌‍ ‍‌ ‌​‌‍‌‌‌‍ ‍‌ ‌​​‍ ‌‍‌‌‌‍‌​‌‍‍‌‌ ‌​​‍ ‌‍ ‌‌‍ ‌‍‌​‌‍‌‌​ ‌‌ ​​‌ ​‍‌‍‌‌‌ ​ ‌‍‌‌‌‍ ‍‌ ‌​‌‍​‌‌ ‌​‌‍‍‌‌‍ ‌‍ ‍​ ‍ ‌‍‍‌‌‍‌​​ ‌‌‍‌‍‌‍ ‌‍ ‌ ‌​‌‍‌‌‌ ​‍​ ‍ ‌ ‌​‌ ‍‌‌ ​​‌‍‌‌​ ‌‌‍‌‍‌‍ ‌‍ ‌ ‌​‌‍‌‌‌ ​‍​ ‍ ‌ ​​‌‍​‌‌ ‌​‌‍‍​​ ‌‌‍​ ‌‍ ‌‍ ​‌ ‌‌‌‍ ‌‌‍ ‍‌ ​ ​‍‌‌​ ‌‌‌​​‍‌‌ ‌‍‍ ‌‍‌‌‌ ‍‌​‍‌‌​ ​ ‌​‌​​‍‌‌​ ​ ‌​‌​​‍‌‌​ ​‍​ ​‍‌‍​ ​ ​ ​ ‌​​ ​​‌‍​ ​ ‌‍‌‍‌​​ ‌​‌‍‌‍‌‍‌‌‌‍‌‌‌‍‌​​‍‌‌​ ​‍​ ​‍​‍‌‌​ ‌‌‌​‌​​‍ ‍‌ ‌​‌‍‍‌‌ ‌​‌‍ ​‌‍‌‌​ ‌‍​‍‌‍​‌‌ ​ ‌‍‌‌‌‌‌‌‌ ​‍‌‍ ​​ ‌‌‍‍​‌ ‌​‌ ‌​‌ ​​‌ ​ ​‍‌‌​ ​ ‌​​‌​‍‌‌​ ​‍‌​‌‍​‍‌‌​ ​‍‌​‌‍‌‍​ ‌‍‍​‌‍‌‌‌‍ ​‌ ​ ‌‍‌‌‌‍​‌‌ ​​‌‍‍‌‌‍‌‌‌ ​‍‌ ​ ​‍ ‍‌ ​ ‌‍​‌‌‍ ‍‌‍‍‌‌ ‌​‌ ‍‌​‍ ‍‌ ​ ‌ ‌​‌ ‌‌‌‍‌​‌‍‍‌‌‍ ​‍‌‍‌‍‍‌‌‍‌​​ ‌‌‍‌‍‌‍ ‌‍ ‌ ‌​‌‍‌‌‌ ​‍​‍‌‍‌ ‌​‌ ‍‌‌ ​​‌‍‌‌​ ‌‌‍‌‍‌‍ ‌‍ ‌ ‌​‌‍‌‌‌ ​‍​‍‌‍‌ ​​‌‍​‌‌ ‌​‌‍‍​​ ‌‌‍​ ‌‍ ‌‍ ​‌ ‌‌‌‍ ‌‌‍ ‍‌ ​ ​‍‌‌​ ‌‌‌​​‍‌‌ ‌‍‍ ‌‍‌‌‌ ‍‌​‍‌‌​ ​ ‌​‌​​‍‌‌​ ​ ‌​‌​​‍‌‌​ ​‍​ ​‍‌‍​ ​ ​ ​ ‌​​ ​​‌‍​ ​ ‌‍‌‍‌​​ ‌​‌‍‌‍‌‍‌‌‌‍‌‌‌‍‌​​‍‌‌​ ​‍​ ​‍​‍‌‌​ ‌‌‌​‌​​‍ ‍‌ ‌​‌‍‍‌‌ ‌​‌‍ ​‌‍‌‌​‍‌‍‌ ​​‌‍‌‌‌ ​‍‌ ​ ‌ ​​‌‍‌‌‌‍​ ‌ ‌​‌‍‍‌‌ ‌‍‌‍‌‌​ ‌‌ ​​‌ ‌‌‌‍​‍‌‍ ​‌‍‍‌‌ ​ ‌‍‍​‌‍‌‌‌‍‌​​‍​‍‌ ‌
More​​​​‌ ‍ ​‍​‍‌‍ ‌ ​‍‌‍‍‌‌‍‌ ‌‍‍‌‌‍ ‍​‍​‍​ ‍‍​‍​‍‌ ​ ‌‍​‌‌‍ ‍‌‍‍‌‌ ‌​‌ ‍‌​‍ ‍‌‍‍‌‌‍ ​‍​‍​‍ ​​‍​‍‌‍‍​‌ ​‍‌‍‌‌‌‍‌‍​‍​‍​ ‍‍​‍​‍‌‍‍​‌ ‌​‌ ‌​‌ ​​‌ ​ ​ ‍‍​‍ ​‍ ‌‍​ ‌‍‍​‌‍‌‌‌‍ ​‌ ​ ‌‍‌‌‌‍​‌‌ ​​‌‍‍‌‌‍‌‌‌ ​‍‌ ​ ​‍ ‍‌ ​ ‌‍​‌‌‍ ‍‌‍‍‌‌ ‌​‌ ‍‌​‍ ‍‌ ​ ‌ ‌​‌ ‌‌‌‍‌​‌‍‍‌‌‍ ​‍ ‌‍‍‌‌‍ ‍‌ ‌​‌‍‌‌‌‍ ‍‌ ‌​​‍ ‌‍‌‌‌‍‌​‌‍‍‌‌ ‌​​‍ ‌‍ ‌‌‍ ‌‍‌​‌‍‌‌​ ‌‌ ​​‌ ​‍‌‍‌‌‌ ​ ‌‍‌‌‌‍ ‍‌ ‌​‌‍​‌‌ ‌​‌‍‍‌‌‍ ‌‍ ‍​ ‍ ‌‍‍‌‌‍‌​​ ‌‌‍‌‍‌‍ ‌‍ ‌ ‌​‌‍‌‌‌ ​‍​ ‍ ‌ ‌​‌ ‍‌‌ ​​‌‍‌‌​ ‌‌‍‌‍‌‍ ‌‍ ‌ ‌​‌‍‌‌‌ ​‍​ ‍ ‌ ​​‌‍​‌‌ ‌​‌‍‍​​ ‌‌‍​ ‌‍ ‌‍ ​‌ ‌‌‌‍ ‌‌‍ ‍‌ ​ ​‍‌‌​ ‌‌‌​​‍‌‌ ‌‍‍ ‌‍‌‌‌ ‍‌​‍‌‌​ ​ ‌​‌​​‍‌‌​ ​ ‌​‌​​‍‌‌​ ​‍​ ​‍​ ‌‌​ ​ ​ ‌‌​ ‍‌‌‍​ ​ ​‍‌‍‌​​ ‍​‌‍​‌​ ‍​​ ​ ​ ​ ​‍‌‌​ ​‍​ ​‍​‍‌‌​ ‌‌‌​‌​​‍ ‍‌ ‌​‌‍‍‌‌ ‌​‌‍ ​‌‍‌‌​ ‌‍​‍‌‍​‌‌ ​ ‌‍‌‌‌‌‌‌‌ ​‍‌‍ ​​ ‌‌‍‍​‌ ‌​‌ ‌​‌ ​​‌ ​ ​‍‌‌​ ​ ‌​​‌​‍‌‌​ ​‍‌​‌‍​‍‌‌​ ​‍‌​‌‍‌‍​ ‌‍‍​‌‍‌‌‌‍ ​‌ ​ ‌‍‌‌‌‍​‌‌ ​​‌‍‍‌‌‍‌‌‌ ​‍‌ ​ ​‍ ‍‌ ​ ‌‍​‌‌‍ ‍‌‍‍‌‌ ‌​‌ ‍‌​‍ ‍‌ ​ ‌ ‌​‌ ‌‌‌‍‌​‌‍‍‌‌‍ ​‍‌‍‌‍‍‌‌‍‌​​ ‌‌‍‌‍‌‍ ‌‍ ‌ ‌​‌‍‌‌‌ ​‍​‍‌‍‌ ‌​‌ ‍‌‌ ​​‌‍‌‌​ ‌‌‍‌‍‌‍ ‌‍ ‌ ‌​‌‍‌‌‌ ​‍​‍‌‍‌ ​​‌‍​‌‌ ‌​‌‍‍​​ ‌‌‍​ ‌‍ ‌‍ ​‌ ‌‌‌‍ ‌‌‍ ‍‌ ​ ​‍‌‌​ ‌‌‌​​‍‌‌ ‌‍‍ ‌‍‌‌‌ ‍‌​‍‌‌​ ​ ‌​‌​​‍‌‌​ ​ ‌​‌​​‍‌‌​ ​‍​ ​‍​ ‌‌​ ​ ​ ‌‌​ ‍‌‌‍​ ​ ​‍‌‍‌​​ ‍​‌‍​‌​ ‍​​ ​ ​ ​ ​‍‌‌​ ​‍​ ​‍​‍‌‌​ ‌‌‌​‌​​‍ ‍‌ ‌​‌‍‍‌‌ ‌​‌‍ ​‌‍‌‌​‍‌‍‌ ​​‌‍‌‌‌ ​‍‌ ​ ‌ ​​‌‍‌‌‌‍​ ‌ ‌​‌‍‍‌‌ ‌‍‌‍‌‌​ ‌‌ ​​‌ ‌‌‌‍​‍‌‍ ​‌‍‍‌‌ ​ ‌‍‍​‌‍‌‌‌‍‌​​‍​‍‌ ‌
Stay in Touch​​​​‌ ‍ ​‍​‍‌‍ ‌ ​‍‌‍‍‌‌‍‌ ‌‍‍‌‌‍ ‍​‍​‍​ ‍‍​‍​‍‌ ​ ‌‍​‌‌‍ ‍‌‍‍‌‌ ‌​‌ ‍‌​‍ ‍‌‍‍‌‌‍ ​‍​‍​‍ ​​‍​‍‌‍‍​‌ ​‍‌‍‌‌‌‍‌‍​‍​‍​ ‍‍​‍​‍‌‍‍​‌ ‌​‌ ‌​‌ ​​‌ ​ ​ ‍‍​‍ ​‍ ‌‍​ ‌‍‍​‌‍‌‌‌‍ ​‌ ​ ‌‍‌‌‌‍​‌‌ ​​‌‍‍‌‌‍‌‌‌ ​‍‌ ​ ​‍ ‍‌ ​ ‌‍​‌‌‍ ‍‌‍‍‌‌ ‌​‌ ‍‌​‍ ‍‌ ​ ‌ ‌​‌ ‌‌‌‍‌​‌‍‍‌‌‍ ​‍ ‌‍‍‌‌‍ ‍‌ ‌​‌‍‌‌‌‍ ‍‌ ‌​​‍ ‌‍‌‌‌‍‌​‌‍‍‌‌ ‌​​‍ ‌‍ ‌‌‍ ‌‍‌​‌‍‌‌​ ‌‌ ​​‌ ​‍‌‍‌‌‌ ​ ‌‍‌‌‌‍ ‍‌ ‌​‌‍​‌‌ ‌​‌‍‍‌‌‍ ‌‍ ‍​ ‍ ‌‍‍‌‌‍‌​​ ‌‌‍‌‍‌‍ ‌‍ ‌ ‌​‌‍‌‌‌ ​‍​ ‍ ‌ ‌​‌ ‍‌‌ ​​‌‍‌‌​ ‌‌‍‌‍‌‍ ‌‍ ‌ ‌​‌‍‌‌‌ ​‍​ ‍ ‌ ​​‌‍​‌‌ ‌​‌‍‍​​ ‌‌‍​ ‌‍ ‌‍ ​‌ ‌‌‌‍ ‌‌‍ ‍‌ ​ ​‍‌‌​ ‌‌‌​​‍‌‌ ‌‍‍ ‌‍‌‌‌ ‍‌​‍‌‌​ ​ ‌​‌​​‍‌‌​ ​ ‌​‌​​‍‌‌​ ​‍​ ​‍​ ‍​‌‍​‍‌‍‌​​ ​‌‌‍​‍‌‍‌‌‌‍‌‌‌‍‌​‌‍​‌​ ​‍‌‍‌‌‌‍​‌​‍‌‌​ ​‍​ ​‍​‍‌‌​ ‌‌‌​‌​​‍ ‍‌ ‌​‌‍‍‌‌ ‌​‌‍ ​‌‍‌‌​ ‌‍​‍‌‍​‌‌ ​ ‌‍‌‌‌‌‌‌‌ ​‍‌‍ ​​ ‌‌‍‍​‌ ‌​‌ ‌​‌ ​​‌ ​ ​‍‌‌​ ​ ‌​​‌​‍‌‌​ ​‍‌​‌‍​‍‌‌​ ​‍‌​‌‍‌‍​ ‌‍‍​‌‍‌‌‌‍ ​‌ ​ ‌‍‌‌‌‍​‌‌ ​​‌‍‍‌‌‍‌‌‌ ​‍‌ ​ ​‍ ‍‌ ​ ‌‍​‌‌‍ ‍‌‍‍‌‌ ‌​‌ ‍‌​‍ ‍‌ ​ ‌ ‌​‌ ‌‌‌‍‌​‌‍‍‌‌‍ ​‍‌‍‌‍‍‌‌‍‌​​ ‌‌‍‌‍‌‍ ‌‍ ‌ ‌​‌‍‌‌‌ ​‍​‍‌‍‌ ‌​‌ ‍‌‌ ​​‌‍‌‌​ ‌‌‍‌‍‌‍ ‌‍ ‌ ‌​‌‍‌‌‌ ​‍​‍‌‍‌ ​​‌‍​‌‌ ‌​‌‍‍​​ ‌‌‍​ ‌‍ ‌‍ ​‌ ‌‌‌‍ ‌‌‍ ‍‌ ​ ​‍‌‌​ ‌‌‌​​‍‌‌ ‌‍‍ ‌‍‌‌‌ ‍‌​‍‌‌​ ​ ‌​‌​​‍‌‌​ ​ ‌​‌​​‍‌‌​ ​‍​ ​‍​ ‍​‌‍​‍‌‍‌​​ ​‌‌‍​‍‌‍‌‌‌‍‌‌‌‍‌​‌‍​‌​ ​‍‌‍‌‌‌‍​‌​‍‌‌​ ​‍​ ​‍​‍‌‌​ ‌‌‌​‌​​‍ ‍‌ ‌​‌‍‍‌‌ ‌​‌‍ ​‌‍‌‌​‍‌‍‌ ​​‌‍‌‌‌ ​‍‌ ​ ‌ ​​‌‍‌‌‌‍​ ‌ ‌​‌‍‍‌‌ ‌‍‌‍‌‌​ ‌‌ ​​‌ ‌‌‌‍​‍‌‍ ​‌‍‍‌‌ ​ ‌‍‍​‌‍‌‌‌‍‌​​‍​‍‌ ‌